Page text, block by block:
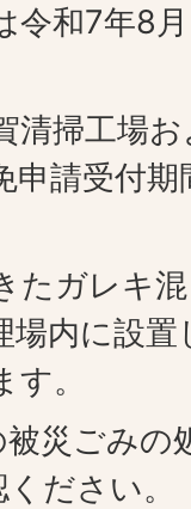
令和7年8
清掃工場
申請受付
たガレキ
場内に設
。
災ごみの
ださい。